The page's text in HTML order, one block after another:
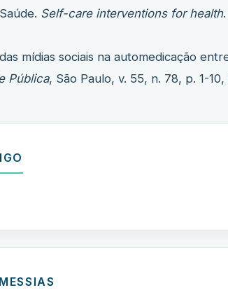
Self-care interventions for health
mídias sociais na automedicação
Pública, São Paulo, v. 55, n. 78, p. 1-10,